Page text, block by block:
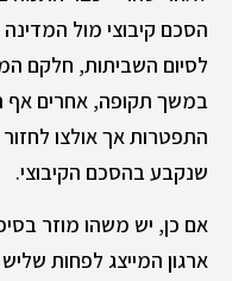
הסכם קיבוצי מול
לסיום השביתות, חלקם
במשך תקופה, אחרים אף
התפטרות אך אולצו
שנקבע בהסכם הקיבוצי.
אם כן, יש משהו מוזר
ארגון המייצג לפחות